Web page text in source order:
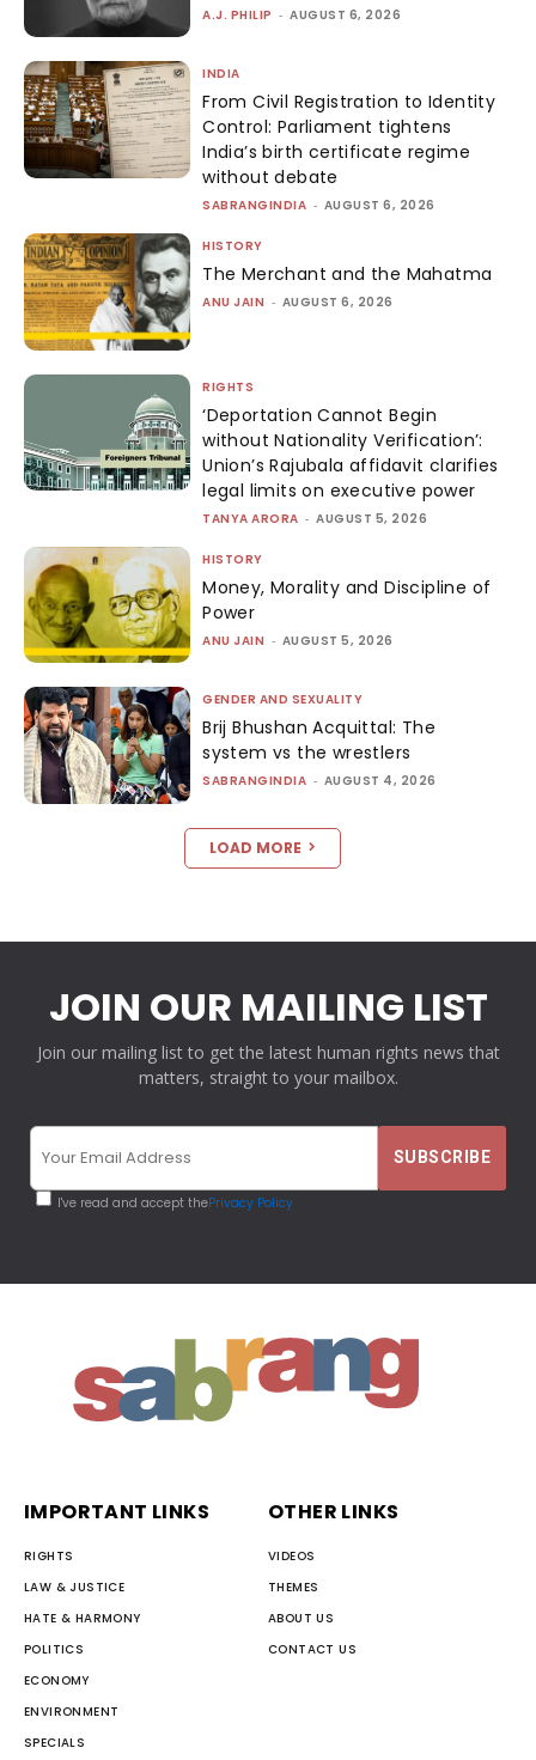
A.J. PHILIP - AUGUST 6, 2026
INDIA
From Civil Registration to Identity
Control: Parliament tightens
India’s birth certificate regime
without debate
SABRANGINDIA - AUGUST 6, 2026
HISTORY
The Merchant and the Mahatma
ANU JAIN - AUGUST 6, 2026
RIGHTS
‘Deportation Cannot Begin
without Nationality Verification’:
Union’s Rajubala affidavit clarifies
legal limits on executive power
TANYA ARORA - AUGUST 5, 2026
HISTORY
Money, Morality and Discipline of
Power
ANU JAIN - AUGUST 5, 2026
GENDER AND SEXUALITY
Brij Bhushan Acquittal: The
system vs the wrestlers
SABRANGINDIA - AUGUST 4, 2026
LOAD MORE
JOIN OUR MAILING LIST
Join our mailing list to get the latest human rights news that
matters, straight to your mailbox.
I've read and accept thePrivacy Policy
IMPORTANT LINKS
RIGHTS
LAW & JUSTICE
HATE & HARMONY
POLITICS
ECONOMY
ENVIRONMENT
SPECIALS
OTHER LINKS
VIDEOS
THEMES
ABOUT US
CONTACT US